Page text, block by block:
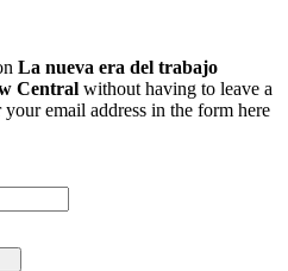
La nueva era del trabajo
Central without having to leave a
email address in the form here